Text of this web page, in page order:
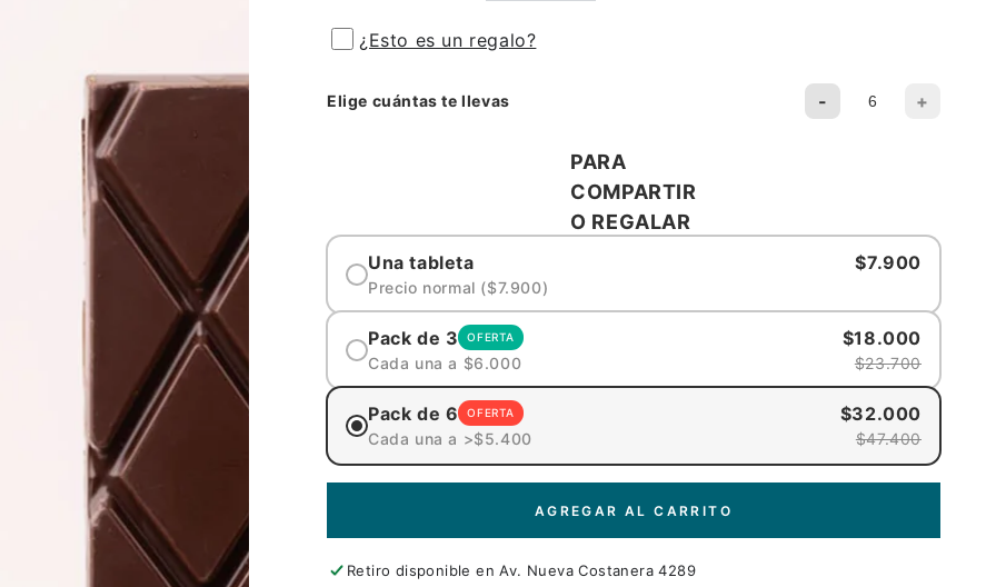
¿Esto es un regalo?
Elige cuántas te llevas - +
PARA
COMPARTIR
O REGALAR
Una tableta
Precio normal ($7.900)
$7.900
Pack de 3 OFERTA
Cada una a $6.000
$18.000
$23.700
Pack de 6 OFERTA
Cada una a >$5.400
$32.000
$47.400
AGREGAR AL CARRITO
Retiro disponible enAv. Nueva Costanera 4289